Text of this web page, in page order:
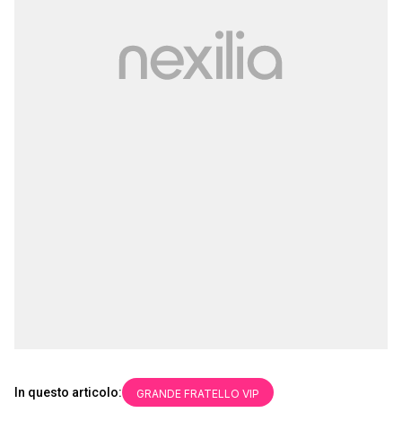
In questo articolo: GRANDE FRATELLO VIP